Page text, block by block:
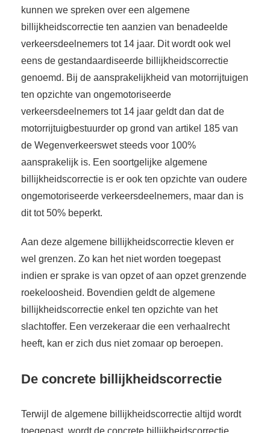
kunnen we spreken over een algemene
billijkheidscorrectie ten aanzien van benadeelde
verkeersdeelnemers tot 14 jaar. Dit wordt ook wel
eens de gestandaardiseerde billijkheidscorrectie
genoemd. Bij de aansprakelijkheid van motorrijtuigen
ten opzichte van ongemotoriseerde
verkeersdeelnemers tot 14 jaar geldt dan dat de
motorrijtuigbestuurder op grond van artikel 185 van
de Wegenverkeerswet steeds voor 100%
aansprakelijk is. Een soortgelijke algemene
billijkheidscorrectie is er ook ten opzichte van oudere
ongemotoriseerde verkeersdeelnemers, maar dan is
dit tot 50% beperkt.
Aan deze algemene billijkheidscorrectie kleven er
wel grenzen. Zo kan het niet worden toegepast
indien er sprake is van opzet of aan opzet grenzende
roekeloosheid. Bovendien geldt de algemene
billijkheidscorrectie enkel ten opzichte van het
slachtoffer. Een verzekeraar die een verhaalrecht
heeft, kan er zich dus niet zomaar op beroepen.
De concrete billijkheidscorrectie
Terwijl de algemene billijkheidscorrectie altijd wordt
toegepast, wordt de concrete billijkheidscorrectie